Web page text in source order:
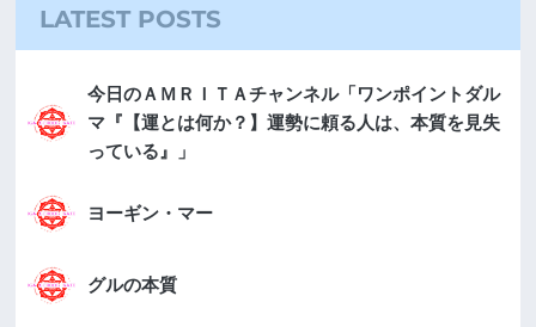
LATEST POSTS
今日のＡＭＲＩＴＡチャンネル「ワンポイントダル
マ『【運とは何か？】運勢に頼る人は、本質を見失
っている』」
ヨーギン・マー
グルの本質